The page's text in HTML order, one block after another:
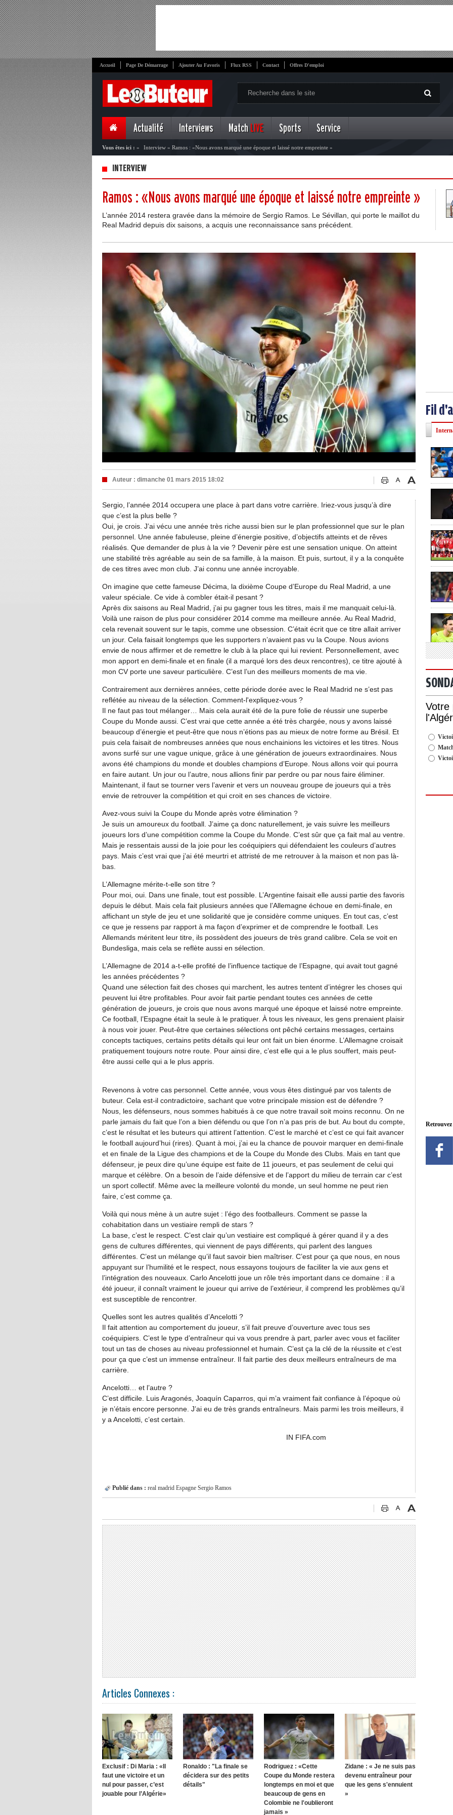
Accueil Page De Démarrage Ajouter Au Favoris Flux RSS Contact Offres D'emploi
Actualité Interviews Match LIVE Sports Service
Vous êtes ici : » Interview » Ramos : «Nous avons marqué une époque et laissé notre empreinte »
INTERVIEW
Ramos : «Nous avons marqué une époque et laissé notre empreinte »
L’année 2014 restera gravée dans la mémoire de Sergio Ramos. Le Sévillan, qui porte le maillot du
Real Madrid depuis dix saisons, a acquis une reconnaissance sans précédent.
Auteur : dimanche 01 mars 2015 18:02
Sergio, l’année 2014 occupera une place à part dans votre carrière. Iriez-vous jusqu’à dire
que c’est la plus belle ?
Oui, je crois. J’ai vécu une année très riche aussi bien sur le plan professionnel que sur le plan
personnel. Une année fabuleuse, pleine d’énergie positive, d’objectifs atteints et de rêves
réalisés. Que demander de plus à la vie ? Devenir père est une sensation unique. On atteint
une stabilité très agréable au sein de sa famille, à la maison. Et puis, surtout, il y a la conquête
de ces titres avec mon club. J’ai connu une année incroyable.
On imagine que cette fameuse Décima, la dixième Coupe d’Europe du Real Madrid, a une
valeur spéciale. Ce vide à combler était-il pesant ?
Après dix saisons au Real Madrid, j’ai pu gagner tous les titres, mais il me manquait celui-là.
Voilà une raison de plus pour considérer 2014 comme ma meilleure année. Au Real Madrid,
cela revenait souvent sur le tapis, comme une obsession. C’était écrit que ce titre allait arriver
un jour. Cela faisait longtemps que les supporters n’avaient pas vu la Coupe. Nous avions
envie de nous affirmer et de remettre le club à la place qui lui revient. Personnellement, avec
mon apport en demi-finale et en finale (il a marqué lors des deux rencontres), ce titre ajouté à
mon CV porte une saveur particulière. C’est l’un des meilleurs moments de ma vie.
Contrairement aux dernières années, cette période dorée avec le Real Madrid ne s’est pas
reflétée au niveau de la sélection. Comment-l'expliquez-vous ?
Il ne faut pas tout mélanger… Mais cela aurait été de la pure folie de réussir une superbe
Coupe du Monde aussi. C’est vrai que cette année a été très chargée, nous y avons laissé
beaucoup d’énergie et peut-être que nous n’étions pas au mieux de notre forme au Brésil. Et
puis cela faisait de nombreuses années que nous enchainions les victoires et les titres. Nous
avons surfé sur une vague unique, grâce à une génération de joueurs extraordinaires. Nous
avons été champions du monde et doubles champions d’Europe. Nous allons voir qui pourra
en faire autant. Un jour ou l’autre, nous allions finir par perdre ou par nous faire éliminer.
Maintenant, il faut se tourner vers l’avenir et vers un nouveau groupe de joueurs qui a très
envie de retrouver la compétition et qui croit en ses chances de victoire.
Avez-vous suivi la Coupe du Monde après votre élimination ?
Je suis un amoureux du football. J’aime ça donc naturellement, je vais suivre les meilleurs
joueurs lors d’une compétition comme la Coupe du Monde. C’est sûr que ça fait mal au ventre.
Mais je ressentais aussi de la joie pour les coéquipiers qui défendaient les couleurs d’autres
pays. Mais c’est vrai que j’ai été meurtri et attristé de me retrouver à la maison et non pas là-
bas.
L’Allemagne mérite-t-elle son titre ?
Pour moi, oui. Dans une finale, tout est possible. L’Argentine faisait elle aussi partie des favoris
depuis le début. Mais cela fait plusieurs années que l’Allemagne échoue en demi-finale, en
affichant un style de jeu et une solidarité que je considère comme uniques. En tout cas, c’est
ce que je ressens par rapport à ma façon d’exprimer et de comprendre le football. Les
Allemands méritent leur titre, ils possèdent des joueurs de très grand calibre. Cela se voit en
Bundesliga, mais cela se reflète aussi en sélection.
L’Allemagne de 2014 a-t-elle profité de l’influence tactique de l’Espagne, qui avait tout gagné
les années précédentes ?
Quand une sélection fait des choses qui marchent, les autres tentent d’intégrer les choses qui
peuvent lui être profitables. Pour avoir fait partie pendant toutes ces années de cette
génération de joueurs, je crois que nous avons marqué une époque et laissé notre empreinte.
Ce football, l’Espagne était la seule à le pratiquer. À tous les niveaux, les gens prenaient plaisir
à nous voir jouer. Peut-être que certaines sélections ont pêché certains messages, certains
concepts tactiques, certains petits détails qui leur ont fait un bien énorme. L’Allemagne croisait
pratiquement toujours notre route. Pour ainsi dire, c’est elle qui a le plus souffert, mais peut-
être aussi celle qui a le plus appris.
Revenons à votre cas personnel. Cette année, vous vous êtes distingué par vos talents de
buteur. Cela est-il contradictoire, sachant que votre principale mission est de défendre ?
Nous, les défenseurs, nous sommes habitués à ce que notre travail soit moins reconnu. On ne
parle jamais du fait que l’on a bien défendu ou que l’on n’a pas pris de but. Au bout du compte,
c’est le résultat et les buteurs qui attirent l’attention. C’est le marché et c’est ce qui fait avancer
le football aujourd’hui (rires). Quant à moi, j’ai eu la chance de pouvoir marquer en demi-finale
et en finale de la Ligue des champions et de la Coupe du Monde des Clubs. Mais en tant que
défenseur, je peux dire qu’une équipe est faite de 11 joueurs, et pas seulement de celui qui
marque et célèbre. On a besoin de l’aide défensive et de l’apport du milieu de terrain car c’est
un sport collectif. Même avec la meilleure volonté du monde, un seul homme ne peut rien
faire, c’est comme ça.
Voilà qui nous mène à un autre sujet : l’égo des footballeurs. Comment se passe la
cohabitation dans un vestiaire rempli de stars ?
La base, c’est le respect. C’est clair qu’un vestiaire est compliqué à gérer quand il y a des
gens de cultures différentes, qui viennent de pays différents, qui parlent des langues
différentes. C’est un mélange qu’il faut savoir bien maîtriser. C’est pour ça que nous, en nous
appuyant sur l’humilité et le respect, nous essayons toujours de faciliter la vie aux gens et
l’intégration des nouveaux. Carlo Ancelotti joue un rôle très important dans ce domaine : il a
été joueur, il connaît vraiment le joueur qui arrive de l’extérieur, il comprend les problèmes qu’il
est susceptible de rencontrer.
Quelles sont les autres qualités d’Ancelotti ?
Il fait attention au comportement du joueur, s’il fait preuve d’ouverture avec tous ses
coéquipiers. C’est le type d’entraîneur qui va vous prendre à part, parler avec vous et faciliter
tout un tas de choses au niveau professionnel et humain. C’est ça la clé de la réussite et c’est
pour ça que c’est un immense entraîneur. Il fait partie des deux meilleurs entraîneurs de ma
carrière.
Ancelotti… et l’autre ?
C’est difficile. Luis Aragonés, Joaquín Caparros, qui m’a vraiment fait confiance à l’époque où
je n’étais encore personne. J’ai eu de très grands entraîneurs. Mais parmi les trois meilleurs, il
y a Ancelotti, c’est certain.
IN FIFA.com
Publié dans : real madrid Espagne Sergio Ramos
Articles Connexes :
Exclusif : Di Maria : «Il
faut une victoire et un
nul pour passer, c’est
jouable pour l’Algérie»
Ronaldo : "La finale se
décidera sur des petits
détails"
Rodriguez : «Cette
Coupe du Monde restera
longtemps en moi et que
beaucoup de gens en
Colombie ne l'oublieront
jamais »
Zidane : « Je ne suis pas
devenu entraîneur pour
que les gens s'ennuient
»
Fil
Votre